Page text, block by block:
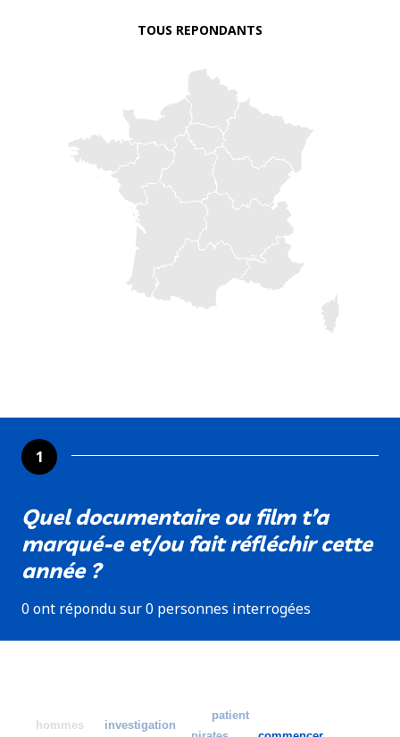
TOUS REPONDANTS
1
Quel documentaire ou film t’a
marqué-e et/ou fait réfléchir cette
année ?
0 ont répondu sur 0 personnes interrogées
hommes investigation
patient